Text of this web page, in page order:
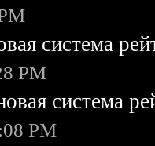
система
PM
система
PM